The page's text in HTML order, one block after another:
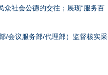
社会公德的交往；展现“服务百
/会议服务部/代理部）监督核实采